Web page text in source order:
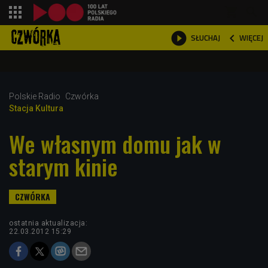
 SŁUCHAJ  WIĘCEJ

Polskie Radio
Czwórka
Stacja Kultura
We własnym domu jak w
starym kinie
ostatnia aktualizacja:
22.03.2012 15:29